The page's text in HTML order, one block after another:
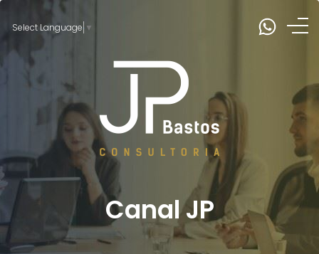
Select Language ▼
Canal JP